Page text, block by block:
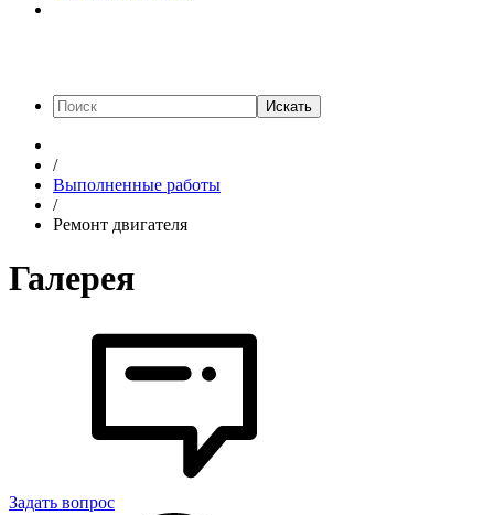
Искать
/
Выполненные работы
/
Ремонт двигателя
Галерея
Задать вопрос